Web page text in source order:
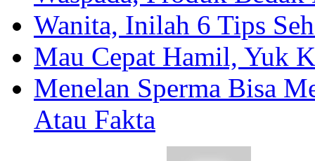
Wanita, Inilah 6 Tips
Mau Cepat Hamil, Yuk
Menelan Sperma Bisa
Atau Fakta